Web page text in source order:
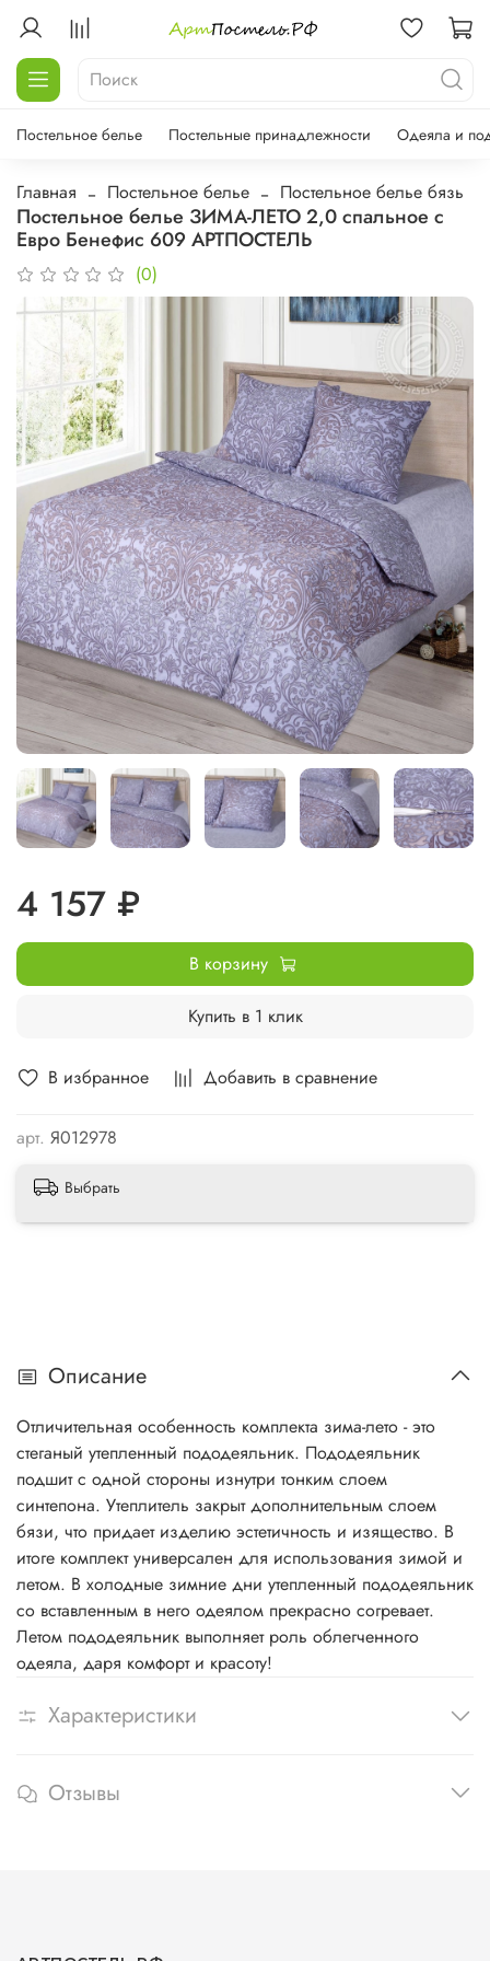
Постельное белье Постельные принадлежности Одеяла и
Главная Постельное белье Постельное белье бязь
Постельное белье ЗИМА-ЛЕТО 2,0 спальное с
Евро Бенефис 609 АРТПОСТЕЛЬ
(0)
В избранное Добавить в сравнение
арт. Я012978
4 157 ₽
В корзину
Купить в 1 клик
Выбрать
Описание
Отличительная особенность комплекта зима-лето - это
стеганый утепленный пододеяльник. Пододеяльник
подшит с одной стороны изнутри тонким слоем
синтепона. Утеплитель закрыт дополнительным слоем
бязи, что придает изделию эстетичность и изящество. В
итоге комплект универсален для использования зимой и
летом. В холодные зимние дни утепленный пододеяльник
со вставленным в него одеялом прекрасно согревает.
Летом пододеяльник выполняет роль облегченного
одеяла, даря комфорт и красоту!
Характеристики
Отзывы